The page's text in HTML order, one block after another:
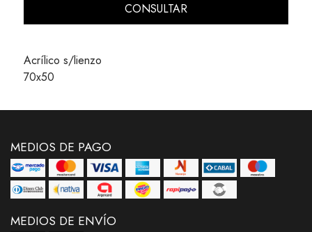
CONSULTAR
Acrílico s/lienzo
70x50
MEDIOS DE PAGO
MEDIOS DE ENVÍO